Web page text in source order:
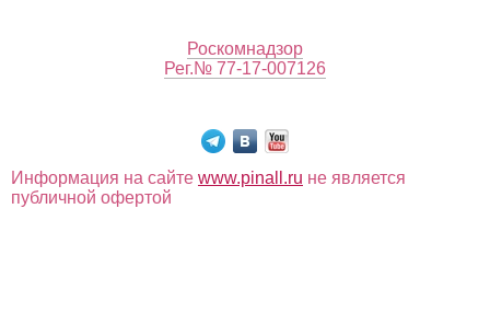
Роскомнадзор
Рег.№ 77-17-007126
Информация на сайте www.pinall.ru не является
публичной офертой